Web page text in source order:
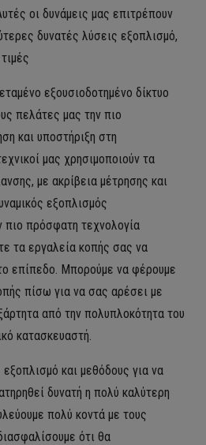
οι δυνάμεις μας επιτρέπουν
δυνατές λύσεις εξοπλισμό,
εξουσιοδοτημένο δίκτυο
πελάτες μας την πιο
και υποστήριξη στη
μας χρησιμοποιούν τα
με ακρίβεια μέτρησης και
εξοπλισμός
πιο πρόσφατη τεχνολογία
τα εργαλεία κοπής σας να
επίπεδο. Μπορούμε να φέρουμε
πίσω για να σας αρέσει με
από την πολυπλοκότητα του
κατασκευαστή.
και μεθόδους για να
δυνατή η πολύ καλύτερη
πολύ κοντά με τους
ότι θα